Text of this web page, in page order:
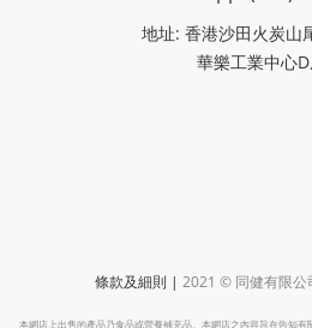
地址: 香港沙田火炭山
華樂工業中心D
條款及細則 | 2021 © 同健有限公
本網店上出售的產品乃食品或營養補充品。本網店之內容旨在告知